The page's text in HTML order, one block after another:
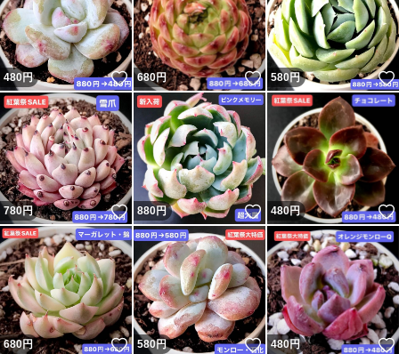
480円 いいね！
680円 いいね！
580 円
780円 いいね！
880円 いいね！
480円
680円 いいね！
580円 いいね！
480円